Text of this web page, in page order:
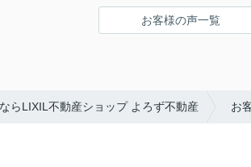
手続きの流れや必要書類について
いただけたので、安心してお任せ
ることができ、大変感謝しておりま
売却を迷われている方に、ぜひお
お客様の声一覧
らLIXIL不動産ショップ よろず不動産 お